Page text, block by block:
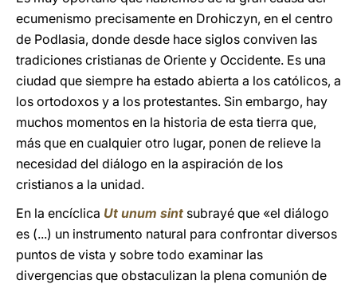
ecumenismo precisamente en Drohiczyn, en el centro
de Podlasia, donde desde hace siglos conviven las
tradiciones cristianas de Oriente y Occidente. Es una
ciudad que siempre ha estado abierta a los católicos, a
los ortodoxos y a los protestantes. Sin embargo, hay
muchos momentos en la historia de esta tierra que,
más que en cualquier otro lugar, ponen de relieve la
necesidad del diálogo en la aspiración de los
cristianos a la unidad.
En la encíclica Ut unum sint subrayé que «el diálogo
es (...) un instrumento natural para confrontar diversos
puntos de vista y sobre todo examinar las
divergencias que obstaculizan la plena comunión de